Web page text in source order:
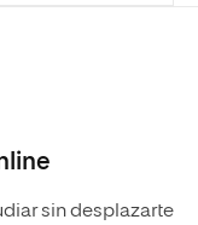
sin desplazarte